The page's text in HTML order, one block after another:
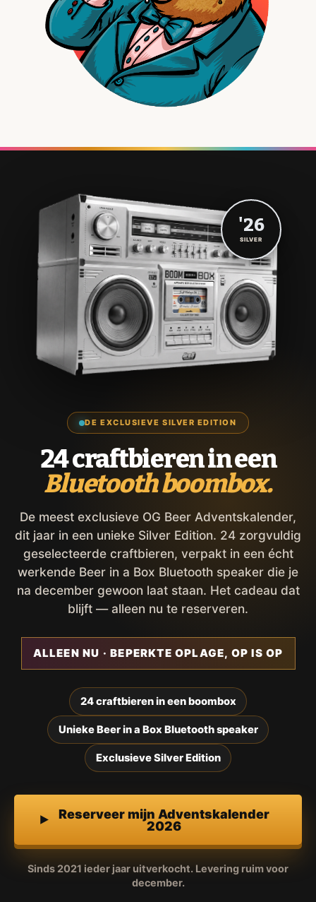
DE EXCLUSIEVE SILVER EDITION
24 craftbieren in een
Bluetooth boombox.
De meest exclusieve OG Beer Adventskalender,
dit jaar in een unieke Silver Edition. 24 zorgvuldig
geselecteerde craftbieren, verpakt in een écht
werkende Beer in a Box Bluetooth speaker die je
na december gewoon laat staan. Het cadeau dat
blijft — alleen nu te reserveren.
ALLEEN NU · BEPERKTE OPLAGE, OP IS OP
24 craftbieren in een boombox
Unieke Beer in a Box Bluetooth speaker
Exclusieve Silver Edition
Reserveer mijn Adventskalender
2026
Sinds 2021 ieder jaar uitverkocht. Levering ruim voor
december.
'26
SILVER